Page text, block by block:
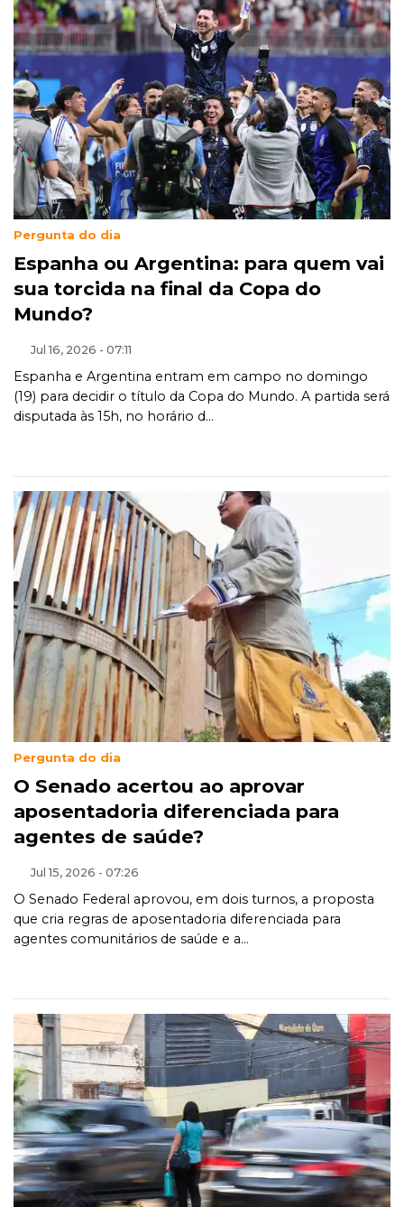
Pergunta do dia
Espanha ou Argentina: para quem vai
sua torcida na final da Copa do
Mundo?
Jul 16, 2026 - 07:11
Espanha e Argentina entram em campo no domingo
(19) para decidir o título da Copa do Mundo. A partida será
disputada às 15h, no horário d...
Pergunta do dia
O Senado acertou ao aprovar
aposentadoria diferenciada para
agentes de saúde?
Jul 15, 2026 - 07:26
O Senado Federal aprovou, em dois turnos, a proposta
que cria regras de aposentadoria diferenciada para
agentes comunitários de saúde e a...